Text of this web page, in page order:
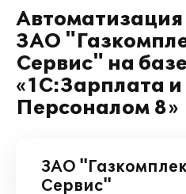
Автоматизация
ЗАО
Сервис" на
«1С:Зарплата
Персоналом 8»
ЗАО
Сервис"